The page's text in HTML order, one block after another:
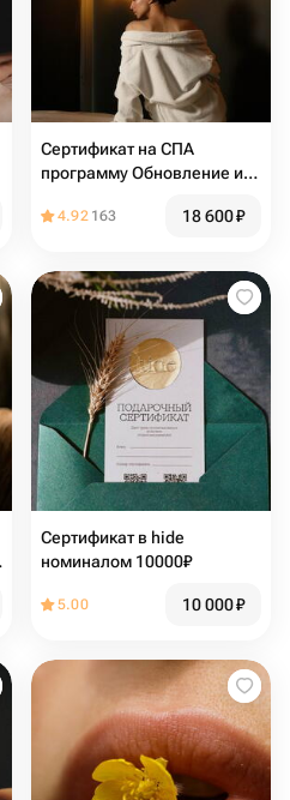
Сертификат на СПА
программу Обновление и
4.92 163 18 600₽
Сертификат в hide
номиналом 10000₽
5.00 10 000₽